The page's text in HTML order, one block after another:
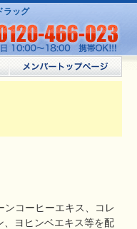
ラッグ
ンコーヒーエキス、コレ
、ヨヒンベエキス等を配